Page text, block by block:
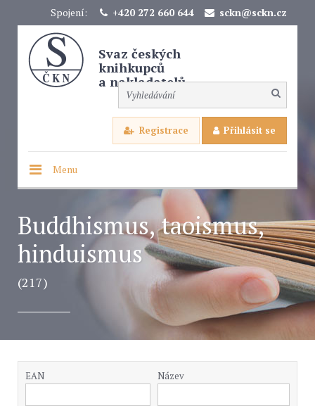
Spojení: +420 272 660 644 sckn@sckn.cz
Svaz českých
knihkupců
a nakladatelů
Registrace Přihlásit se
Menu
Buddhismus, taoismus,
hinduismus
(217)
EAN Název